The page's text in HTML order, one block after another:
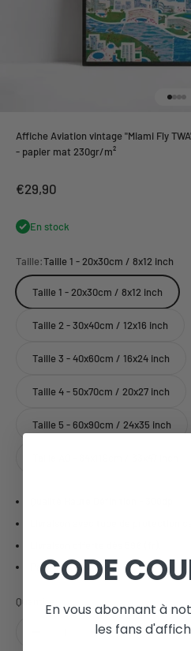
Affiche Aviation vintage "Miami Fly
- papier mat 230gr/m²
Prix de vente
€29,90
En stock
Taille:Taille 1 - 20x30cm / 8x12 inch
Taille 1 - 20x30cm / 8x12 inch
Taille 2 - 30x40cm / 12x16 inch
Taille 3 - 40x60cm / 16x24 inch
Taille 4 - 50x70cm / 20x27 inch
Taille 5 - 60x90cm / 24x35 inch
Paiement sécurisé.
Quantité:
CODE
En vous abonnant à
les fans